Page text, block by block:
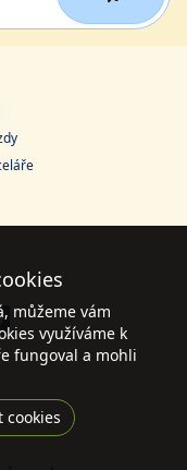
můžeme vám
využíváme k
fungoval a mohli
cookies